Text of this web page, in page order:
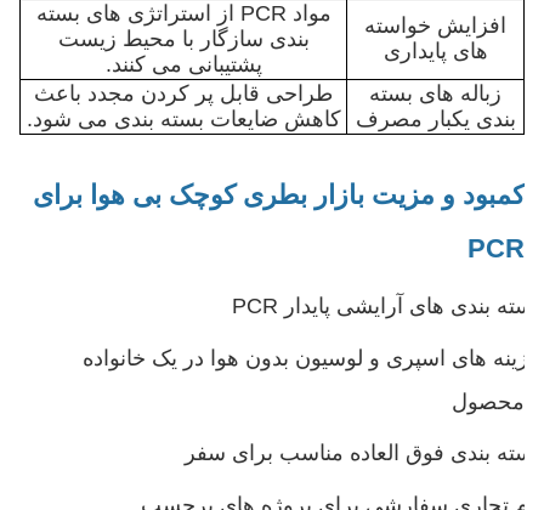
افزایش خواسته
های پایداری
مواد PCR از استراتژی های بسته
بندی سازگار با محیط زیست
پشتیبانی می کنند.
زباله های بسته
بندی یکبار مصرف
طراحی قابل پر کردن مجدد باعث
کاهش ضایعات بسته بندی می شود.
کمبود و مزیت بازار بطری کوچک بی هوا برای
PCR
بسته بندی های آرایشی پایدار PCR
گزینه های اسپری و لوسیون بدون هوا در یک خانواده
محصول
بسته بندی فوق العاده مناسب برای سفر
نام تجاری سفارشی برای پروژه های برچسب